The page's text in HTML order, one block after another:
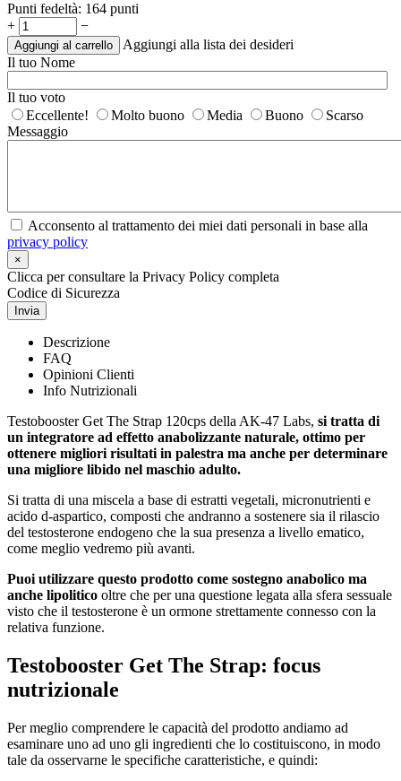
Punti fedeltà: 164 punti
+
−
Aggiungi al carrello
Aggiungi alla lista dei desideri
Il tuo Nome
Il tuo voto
Eccellente!
Molto buono Media Buono
Scarso
Messaggio
Acconsento al trattamento dei miei dati personali in base alla
privacy policy
×
Clicca per consultare la Privacy Policy completa
Codice di Sicurezza
Invia
Descrizione
FAQ
Opinioni Clienti
Info Nutrizionali
Testobooster Get The Strap 120cps della AK-47 Labs, si tratta di
un integratore ad effetto anabolizzante naturale, ottimo per
ottenere migliori risultati in palestra ma anche per determinare
una migliore libido nel maschio adulto.
Si tratta di una miscela a base di estratti vegetali, micronutrienti e
acido d-aspartico, composti che andranno a sostenere sia il rilascio
del testosterone endogeno che la sua presenza a livello ematico,
come meglio vedremo più avanti.
Puoi utilizzare questo prodotto come sostegno anabolico ma
anche lipolitico oltre che per una questione legata alla sfera sessuale
visto che il testosterone è un ormone strettamente connesso con la
relativa funzione.
Testobooster Get The Strap: focus
nutrizionale
Per meglio comprendere le capacità del prodotto andiamo ad
esaminare uno ad uno gli ingredienti che lo costituiscono, in modo
tale da osservarne le specifiche caratteristiche, e quindi: